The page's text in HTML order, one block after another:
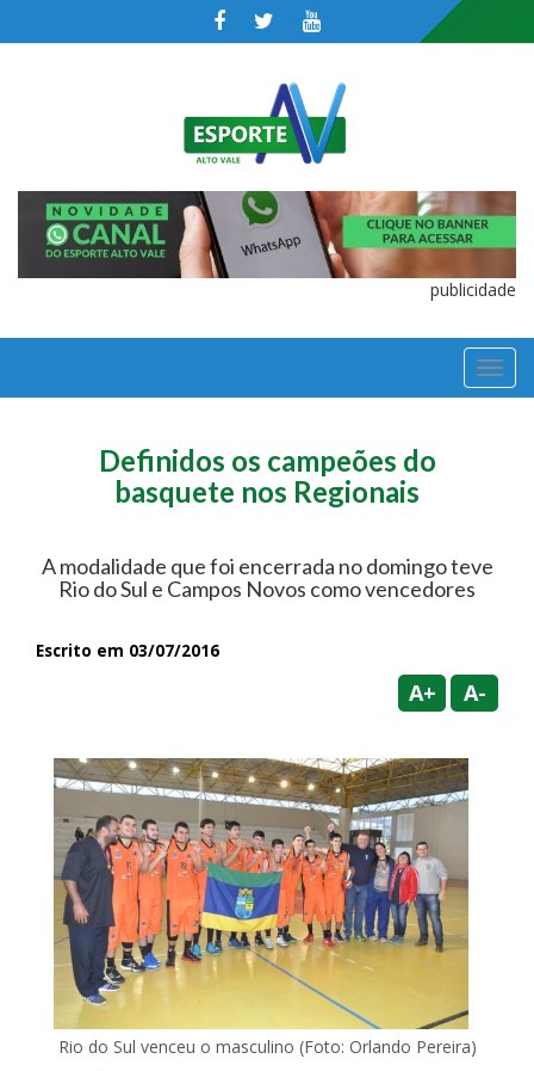
publicidade
Definidos os campeões do
basquete nos Regionais
A modalidade que foi encerrada no domingo teve
Rio do Sul e Campos Novos como vencedores
Escrito em 03/07/2016
A+ A-
Rio do Sul venceu o masculino (Foto: Orlando Pereira)